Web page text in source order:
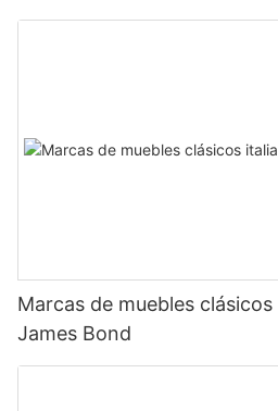
Marcas de muebles
James Bond